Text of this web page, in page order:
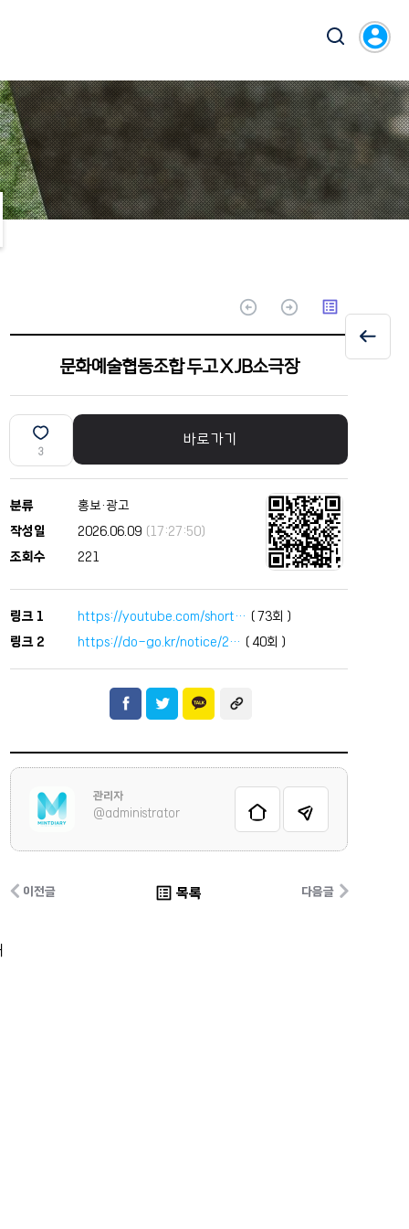
account_circle
arrow_circle_up arrow_circle_up list_alt
문화예술협동조합 두고 X JB소극장
3
바로가기
분류
홍보·광고
작성일
2026.06.09 (17:27:50)
조회수
221
링크 1 https://youtube.com/short… (73회 )
링크 2
https://do-go.kr/notice/2… ( 40회 )
관리자
@administrator
이전글 list_alt 목록 다음글